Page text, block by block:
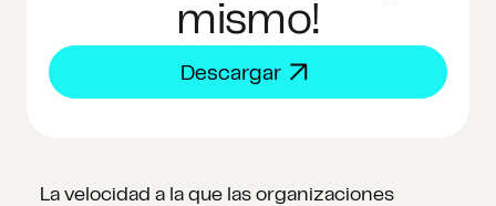
mismo!
Descargar
La velocidad a la que las organizaciones